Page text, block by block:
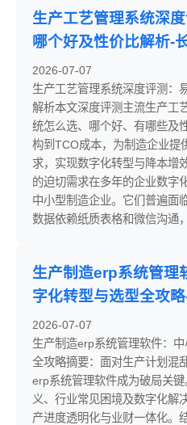
生产工艺管理系统深
哪个好及性价比解析-
2026-07-07
生产工艺管理系统深度评测：
解析本文深度评测主流生产工
统怎么选、哪个好、有哪些及
构到TCO成本，为制造企业提
求，实现数字化转型与降本增
的迫切需求在多年的企业数字
中小型制造企业。它们普遍面
数据依赖纸质表格和微信沟通
生产制造erp系统管理
字化转型与选型全攻
2026-07-07
生产制造erp系统管理软件：
全攻略摘要：面对生产计划混
erp系统管理软件成为破局关
义、行业常见困境及数字化解
产进度透明化与业财一体化。